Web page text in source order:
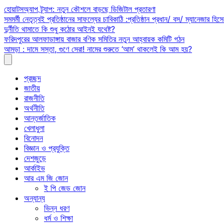
Skip
to
content
হোয়াটসঅ্যাপ ট্র্যাপ: নতুন কৌশলে বাড়ছে ডিজিটাল প্রতারণা
সমমর্মী নেতৃত্বই প্রতিষ্ঠানের সাফল্যের চাবিকাঠি :প্রতিষ্ঠান প্রধান/ বস/ ম্যানেজার
দুর্নীতি থামাতে কি শুধু কঠোর আইনই যথেষ্ট?
ফরিদপুরের আলফাডাঙ্গায় বাজার বণিক সমিতির নতুন আহ্বায়ক কমিটি গঠন
আমড়া : দামে সস্তা, গুণে সেরা! নামের শুরুতে ‘আম’ থাকলেই কি আম হয়?
প্রচ্ছদ
জাতীয়
রাজনীতি
অর্থনীতি
আন্তর্জাতিক
খেলাধুলা
বিনোদন
বিজ্ঞান ও প্রযুক্তি
দেশজুড়ে
আর্কাইভ
আর এম জি জোন
ই পি জেড জোন
অন্যান্য
ভিন্ন ধরণ
ধর্ম ও শিক্ষা